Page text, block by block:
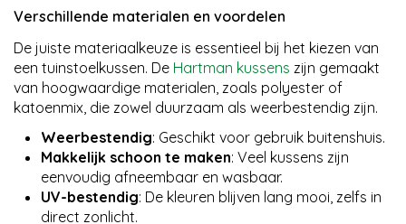
Verschillende materialen en voordelen
De juiste materiaalkeuze is essentieel bij het kiezen van
een tuinstoelkussen. De Hartman kussens zijn gemaakt
van hoogwaardige materialen, zoals polyester of
katoenmix, die zowel duurzaam als weerbestendig zijn.
Weerbestendig: Geschikt voor gebruik buitenshuis.
Makkelijk schoon te maken: Veel kussens zijn
eenvoudig afneembaar en wasbaar.
UV-bestendig: De kleuren blijven lang mooi, zelfs in
direct zonlicht.